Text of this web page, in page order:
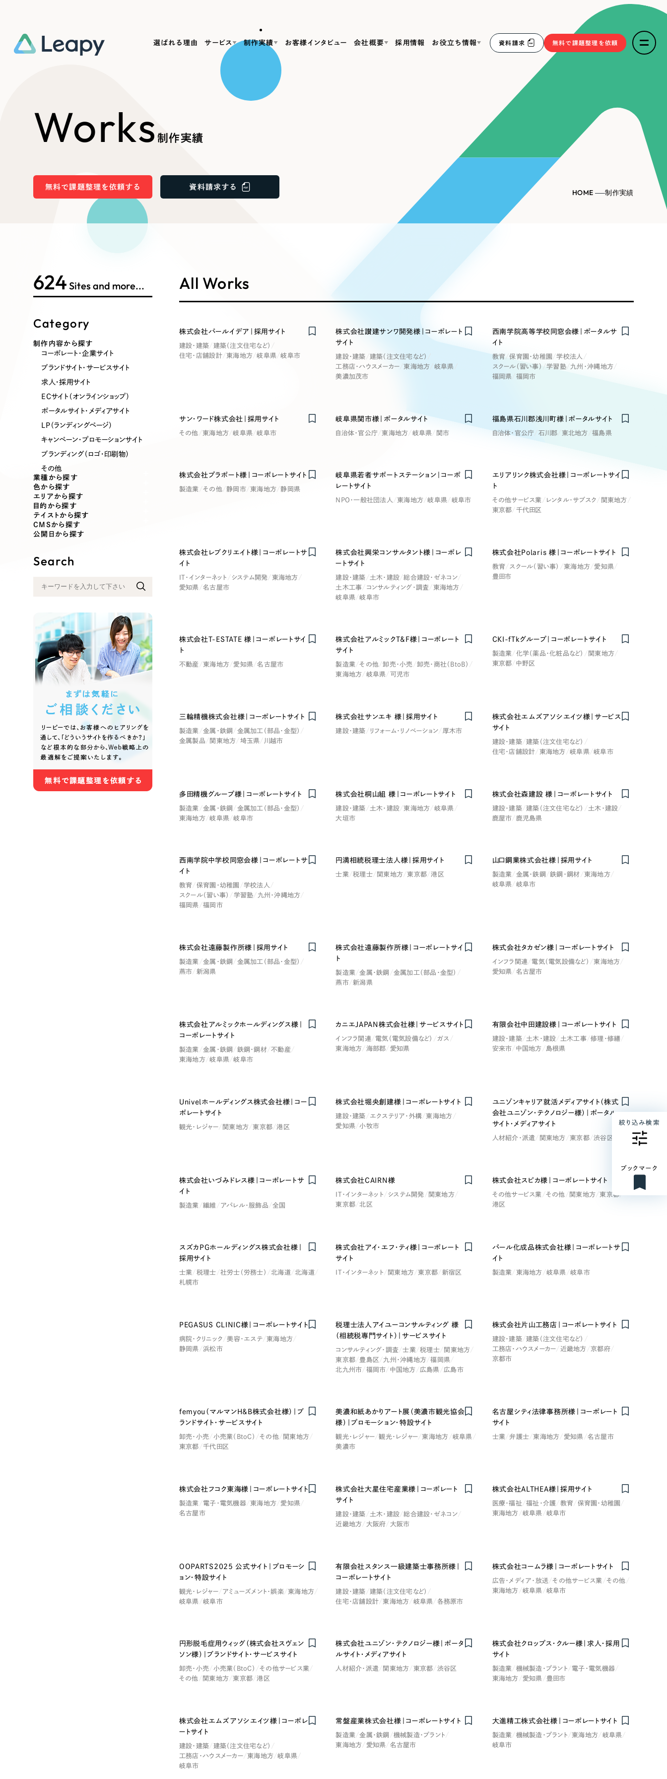
選ばれる理由 サービス
サービス紹介
一過性の広告に頼らず、
ECサイト制作
? よくある質問
リープ・リクルーティング
求人票作成・面接など各種業務代行、採用の仕組み作り支
リープ・キャリア 人材紹介サービス
完全成功報酬型のスカウト型ハイクラス人材紹介（岐阜・愛
Pace クラウド型工数管理ツール
制作実績
全国1,400社以上の支援実績の中か
ブックマークしたサイト
キャンペーン・プロモーションサイト
お客様インタビュー 会社概要
可能性をひらくデザインで
SDGsへの取り組み
新着情報
採用情報 お役立ち情報
リーピーによるお役立ち情報をご紹介し
Webデザイン・Webマーケティングに関する情報を発信
過去に配信したメールマガジンのアーカイブ
資料請求 無料で課題整理を依頼
Contact Us
現状の課題抽出やサイトの目的の整理、サイトコンセプトの策定からお任
058-215-0066
資料請求する
すべて （624件）
ブランドサイト・サービスサイト （85件）
求人・採用サイト
LP（ランディングページ） （28件）
その他 （1件）
アウトソーシング（代行支援）
リープ・プロジェクト
「反響強化」を目的としたマーケティング代行
その他のサービス
会社情報
メディア掲載と取材依頼
新着情報
リーピーブログ
制作実績
Works
無料で課題整理を依頼する 資料請求する
HOME 制作実績
絞り込み検索
ブックマーク
制作内容
コーポレート・企業サイト ブランドサイト・サービスサイト 求人・採用サイト ECサイト（オンラインショップ）
LP（ランディングページ）
キャンペーン・プロモーション
サイト
ブランディング（ロゴ・印刷物）
その他
業種
製造業 卸売・小売 医療・福祉
コンサルティング・調査
自治体・官公庁 美容・エステ IT・インターネット
金融・保険業 物流・運送 NPO・一般社団法人
人材サービス その他
ホワイト・白色 レッド・赤色
イエロー・黄色 ブルー・青色
ピンク・桃色 カラフル・多色
624 Sites and more...
Category
制作内容から探す
コーポレート・企業サイト
ブランドサイト・サービスサイト
求人・採用サイト
ECサイト（オンラインショップ）
ポータルサイト・メディアサイト
LP（ランディングページ）
キャンペーン・プロモーションサイト
ブランディング（ロゴ・印刷物）
その他
業種から探す
色から探す
エリアから探す
目的から探す
テイストから探す
CMSから探す
公開日から探す
Search
All Works
株式会社パールイデア｜採用サイト
建設・建築
建築（注文住宅など）
住宅・店舗設計
東海地方 岐阜県 岐阜市
株式会社讃建サンワ開発様｜コーポレート
サイト
建設・建築
建築（注文住宅など）
工務店・ハウスメーカー
東海地方
岐阜県
美濃加茂市
西南学院高等学校同窓会様｜ポータルサ
イト
教育 保育園・幼稚園
学校法人
スクール（習い事）
学習塾
九州・沖縄地方
福岡県
福岡市
サン・ワード株式会社｜採用サイト
その他 東海地方 岐阜県 岐阜市
岐阜県関市様｜ポータルサイト
自治体・官公庁 東海地方 岐阜県 関市
福島県石川郡浅川町様｜ポータルサイト
自治体・官公庁 石川郡 東北地方 福島県
株式会社プラポート様｜コーポレートサイト
製造業 その他 静岡市 東海地方 静岡県
岐阜県若者サポートステーション｜コーポ
レートサイト
NPO・一般社団法人 東海地方 岐阜県 岐阜市
エリアリンク株式会社様｜コーポレートサイ
ト
その他サービス業 レンタル・サブスク
関東地方
東京都
千代田区
株式会社レブクリエイト様｜コーポレートサ
イト
IT・インターネット システム開発
東海地方
愛知県
名古屋市
株式会社興栄コンサルタント様｜コーポレ
ートサイト
建設・建築 土木・建設
総合建設・ゼネコン
土木工事
コンサルティング・調査
東海地方
岐阜県
岐阜市
株式会社Polaris 様｜コーポレートサイト
教育 スクール（習い事） 東海地方
愛知県
豊田市
株式会社T-ESTATE 様｜コーポレートサイ
ト
不動産 東海地方 愛知県 名古屋市
株式会社アルミックT&F様｜コーポレート
サイト
製造業 その他 卸売・小売
卸売・商社（BtoB）
東海地方
岐阜県 可児市
CKI-fTkグループ｜コーポレートサイト
製造業 化学（薬品・化粧品など）
関東地方
東京都
中野区
三輪精機株式会社様｜コーポレートサイト
製造業 金属・鉄鋼
金属加工（部品・金型）
金属製品
関東地方 埼玉県 川越市
株式会社サンエキ 様｜採用サイト
建設・建築 リフォーム・リノベーション 厚木市
株式会社エムズアソシエイツ様｜サービス
サイト
建設・建築
建築（注文住宅など）
住宅・店舗設計
東海地方 岐阜県 岐阜市
多田精機グループ様｜コーポレートサイト
製造業 金属・鉄鋼
金属加工（部品・金型）
東海地方
岐阜県 岐阜市
株式会社桐山組 様｜コーポレートサイト
建設・建築 土木・建設 東海地方
岐阜県
大垣市
株式会社森建設 様｜コーポレートサイト
建設・建築 建築（注文住宅など）
土木・建設
鹿屋市
鹿児島県
西南学院中学校同窓会様｜コーポレートサ
イト
教育 保育園・幼稚園
学校法人
スクール（習い事）
学習塾
九州・沖縄地方
福岡県
福岡市
円満相続税理士法人様｜採用サイト
士業 税理士 関東地方 東京都 港区
山口鋼業株式会社様｜採用サイト
製造業 金属・鉄鋼 鉄鋼・鋼材
東海地方
岐阜県
岐阜市
株式会社遠藤製作所様｜採用サイト
製造業 金属・鉄鋼
金属加工（部品・金型）
燕市
新潟県
株式会社遠藤製作所様｜コーポレートサイ
ト
製造業 金属・鉄鋼
金属加工（部品・金型）
燕市
新潟県
株式会社タカゼン様｜コーポレートサイト
インフラ関連 電気（電気設備など）
東海地方
愛知県
名古屋市
株式会社アルミックホールディングス様｜
コーポレートサイト
製造業 金属・鉄鋼 鉄鋼・鋼材
不動産
東海地方
岐阜県 岐阜市
カニエJAPAN株式会社様｜サービスサイト
インフラ関連 電気（電気設備など）
ガス
東海地方
海部郡 愛知県
有限会社中田建設様｜コーポレートサイト
建設・建築 土木・建設 土木工事
修理・修繕
安来市
中国地方 島根県
Univelホールディングス株式会社様｜コー
ポレートサイト
観光・レジャー 関東地方 東京都 港区
株式会社堀央創建様｜コーポレートサイト
建設・建築 エクステリア・外構
東海地方
愛知県
小牧市
ユニゾンキャリア就活メディアサイト（株式
会社ユニゾン・テクノロジー様）｜ポータル
サイト・メディアサイト
人材紹介・派遣 関東地方 東京都 渋谷区
株式会社いづみドレス様｜コーポレートサ
イト
製造業 繊維 アパレル・服飾品 全国
株式会社CAIRN様
IT・インターネット システム開発
関東地方
東京都
北区
株式会社スピカ様｜コーポレートサイト
その他サービス業 その他 関東地方
東京都
港区
スズカPGホールディングス株式会社様｜
採用サイト
士業 税理士 社労士（労務士） 北海道
北海道
札幌市
株式会社アイ・エフ・ティ様｜コーポレート
サイト
IT・インターネット 関東地方 東京都 新宿区
パール化成品株式会社様｜コーポレートサ
イト
製造業 東海地方 岐阜県 岐阜市
PEGASUS CLINIC様｜コーポレートサイト
病院・クリニック 美容・エステ
東海地方
静岡県
浜松市
税理士法人アイユーコンサルティング 様
（相続税専門サイト）｜サービスサイト
コンサルティング・調査 士業 税理士
関東地方
東京都
豊島区 九州・沖縄地方
福岡県
北九州市
福岡市 中国地方 広島県 広島市
株式会社片山工務店｜コーポレートサイト
建設・建築
建築（注文住宅など）
工務店・ハウスメーカー
近畿地方
京都府
京都市
Nominee
femyou（マルマンH＆B株式会社様）｜ブ
ランドサイト・サービスサイト
卸売・小売 小売業（BtoC） その他
関東地方
東京都
千代田区
美濃和紙あかりアート展（美濃市観光協会
様）｜プロモーション・特設サイト
観光・レジャー 観光・レジャー 東海地方
岐阜県
美濃市
名古屋シティ法律事務所様｜コーポレート
サイト
士業 弁護士 東海地方 愛知県 名古屋市
株式会社フコク東海様｜コーポレートサイト
製造業 電子・電気機器 東海地方
愛知県
名古屋市
株式会社大星住宅産業様｜コーポレート
サイト
建設・建築 土木・建設
総合建設・ゼネコン
近畿地方
大阪府 大阪市
株式会社ALTHEA様｜採用サイト
医療・福祉 福祉・介護 教育
保育園・幼稚園
東海地方
岐阜県 岐阜市
OOPARTS2025 公式サイト｜プロモーシ
ョン・特設サイト
観光・レジャー アミューズメント・娯楽
東海地方
岐阜県
岐阜市
有限会社スタンス一級建築士事務所様｜
コーポレートサイト
建設・建築
建築（注文住宅など）
住宅・店舗設計
東海地方 岐阜県 各務原市
株式会社コームラ様｜コーポレートサイト
広告・メディア・放送 その他サービス業
その他
東海地方
岐阜県 岐阜市
円形脱毛症用ウィッグ（株式会社スヴェン
ソン様）｜ブランドサイト・サービスサイト
卸売・小売 小売業（BtoC）
その他サービス業
その他
関東地方 東京都 港区
株式会社ユニゾン・テクノロジー様｜ポータ
ルサイト・メディアサイト
人材紹介・派遣 関東地方 東京都 渋谷区
株式会社クロップス・クルー様｜求人・採用
サイト
製造業 機械製造・プラント
電子・電気機器
東海地方
愛知県 豊田市
Nominee
株式会社エムズアソシエイツ様｜コーポレ
ートサイト
建設・建築
建築（注文住宅など）
工務店・ハウスメーカー
東海地方
岐阜県
岐阜市
常盤産業株式会社様｜コーポレートサイト
製造業 金属・鉄鋼
機械製造・プラント
東海地方
愛知県 名古屋市 Nominee
大進精工株式会社様｜コーポレートサイト
製造業 機械製造・プラント 東海地方
岐阜県
岐阜市